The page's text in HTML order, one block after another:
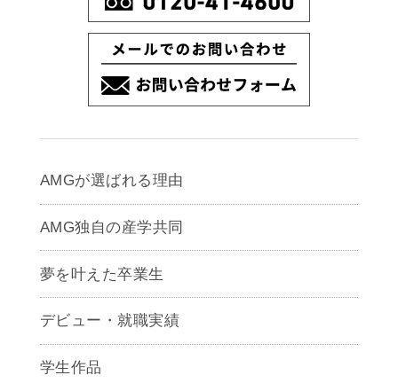
AMGが選ばれる理由
AMG独自の産学共同
夢を叶えた卒業生
デビュー・就職実績
学生作品